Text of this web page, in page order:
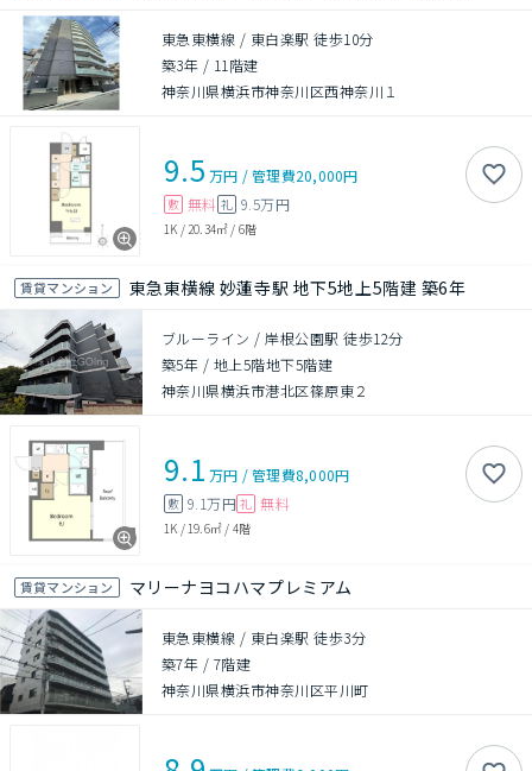
東急東横線 / 東白楽駅 徒歩10分
築3年 / 11階建
神奈川県横浜市神奈川区西神奈川１
9.5 万円 /管理費20,000円
敷 無料 礼 9.5万円
1K / 20.34㎡ / 6階
賃貸マンション 東急東横線 妙蓮寺駅 地下5地上5階建 築6年
ブルーライン / 岸根公園駅 徒歩12分
築5年 / 地上5階地下5階建
神奈川県横浜市港北区篠原東２
9.1 万円 /管理費8,000円
敷 9.1万円 礼 無料
1K / 19.6㎡ / 4階
賃貸マンション マリーナヨコハマプレミアム
東急東横線 / 東白楽駅 徒歩3分
築7年 / 7階建
神奈川県横浜市神奈川区平川町